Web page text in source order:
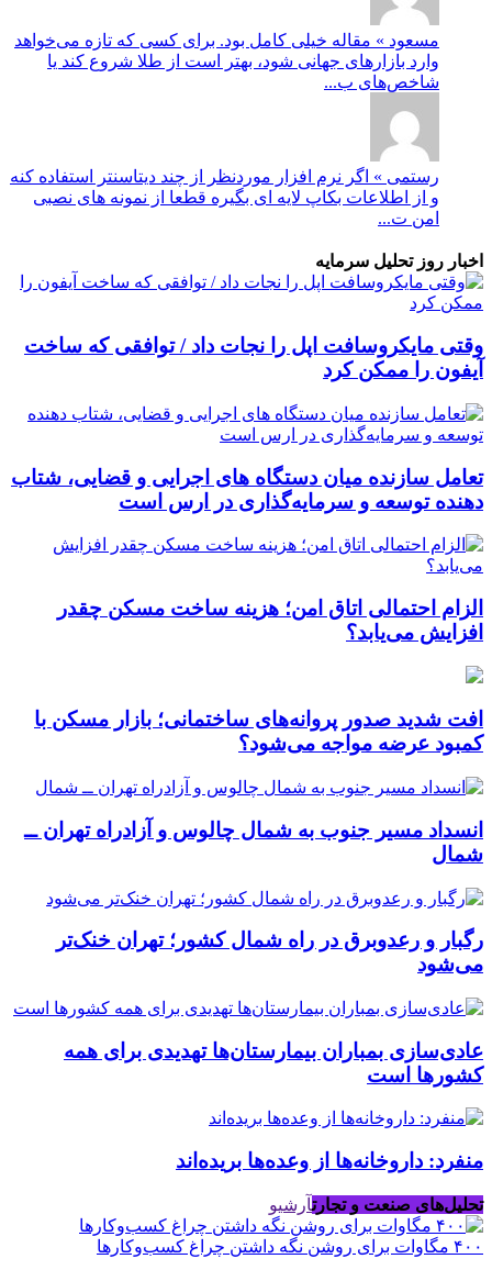
مسعود » مقاله خیلی کامل بود. برای کسی که تازه می‌خواهد
وارد بازارهای جهانی شود، بهتر است از طلا شروع کند یا
شاخص‌های ب...
رستمی » اگر نرم افزار موردنظر از چند دیتاسنتر استفاده کنه
و از اطلاعات بکاپ لایه ای بگیره قطعا از نمونه های نصبی
امن ت...
اخبار روز تحلیل سرمایه
وقتی مایکروسافت اپل را نجات داد / توافقی که ساخت
آیفون را ممکن کرد
تعامل سازنده میان دستگاه‌ های اجرایی و قضایی، شتاب‌
دهنده توسعه و سرمایه‌گذاری در ارس است
الزام احتمالی اتاق امن؛ هزینه ساخت مسکن چقدر
افزایش می‌یابد؟
افت شدید صدور پروانه‌های ساختمانی؛ بازار مسکن با
کمبود عرضه مواجه می‌شود؟
انسداد مسیر جنوب به شمال چالوس و آزادراه تهران ــ
شمال
رگبار و رعدوبرق در راه شمال کشور؛ تهران خنک‌تر
می‌شود
عادی‌سازی بمباران بیمارستان‌ها تهدیدی برای همه
کشورها است
منفرد: داروخانه‌ها از وعده‌ها بریده‌اند
تحلیل‌های صنعت و تجارتآرشیو
۴۰۰ مگاوات برای روشن نگه داشتن چراغ کسب‌وکار‌ها